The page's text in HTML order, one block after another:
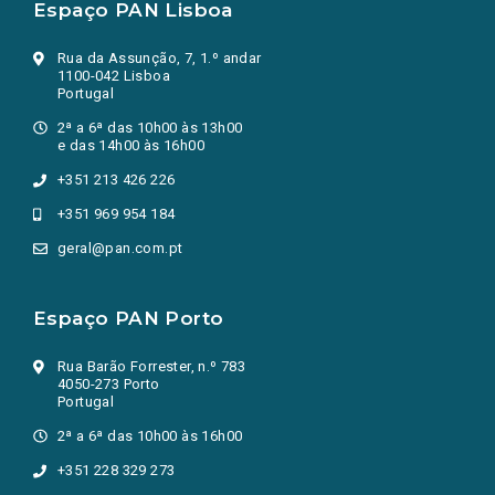
Espaço PAN Lisboa
Rua da Assunção, 7, 1.º andar
1100-042 Lisboa
Portugal
2ª a 6ª das 10h00 às 13h00
e das 14h00 às 16h00
+351 213 426 226
+351 969 954 184
geral@pan.com.pt
Espaço PAN Porto
Rua Barão Forrester, n.º 783
4050-273 Porto
Portugal
2ª a 6ª das 10h00 às 16h00
+351 228 329 273